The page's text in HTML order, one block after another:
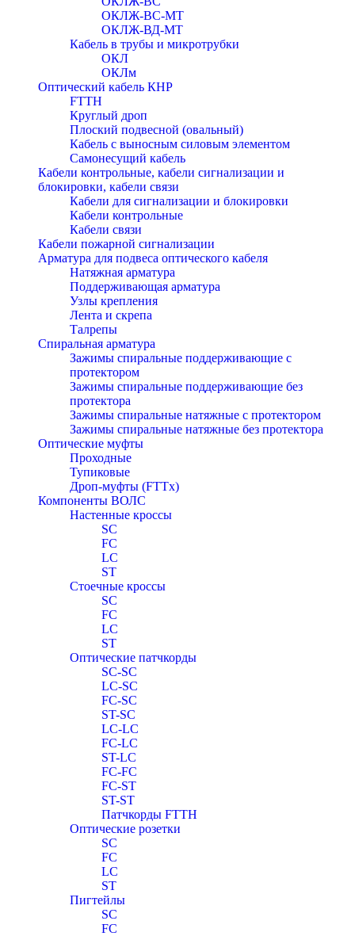
ОКЛЖ-ВС-МТ
ОКЛЖ-ВД-МТ
Кабель в трубы и микротрубки
ОКЛ
ОКЛм
Оптический кабель КНР
FTTH
Круглый дроп
Плоский подвесной (овальный)
Кабель с выносным силовым элементом
Самонесущий кабель
Кабели контрольные, кабели сигнализации и
блокировки, кабели связи
Кабели для сигнализации и блокировки
Кабели контрольные
Кабели связи
Кабели пожарной сигнализации
Арматура для подвеса оптического кабеля
Натяжная арматура
Поддерживающая арматура
Узлы крепления
Лента и скрепа
Талрепы
Спиральная арматура
Зажимы спиральные поддерживающие с
протектором
Зажимы спиральные поддерживающие без
протектора
Зажимы спиральные натяжные с протектором
Зажимы спиральные натяжные без протектора
Оптические муфты
Проходные
Тупиковые
Дроп-муфты (FTTx)
Компоненты ВОЛС
Настенные кроссы
SC
FC
LC
ST
Стоечные кроссы
SC
FC
LC
ST
Оптические патчкорды
SC-SC
LC-SC
FC-SC
ST-SC
LC-LC
FC-LC
ST-LC
FC-FC
FC-ST
ST-ST
Патчкорды FTTH
Оптические розетки
SC
FC
LC
ST
Пигтейлы
SC
FC